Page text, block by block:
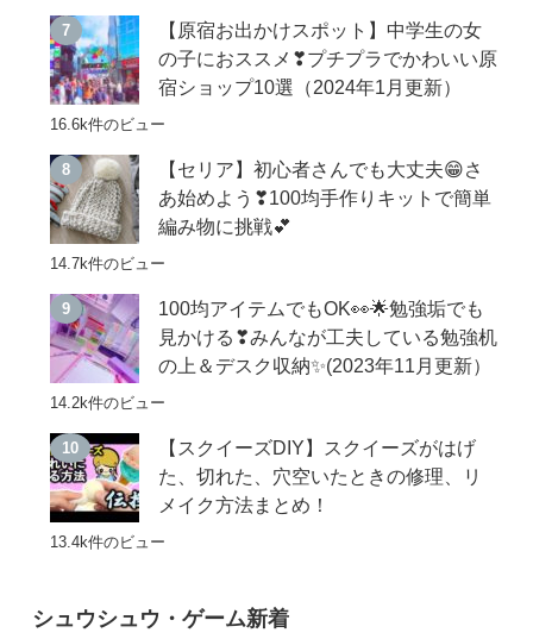
【原宿お出かけスポット】中学生の女
の子におススメ❣プチプラでかわいい原
宿ショップ10選（2024年1月更新）
16.6k件のビュー
【セリア】初心者さんでも大丈夫😁さ
あ始めよう❣100均手作りキットで簡単
編み物に挑戦💕
14.7k件のビュー
100均アイテムでもOK👀🌟勉強垢でも
見かける❣みんなが工夫している勉強机
の上＆デスク収納✨(2023年11月更新）
14.2k件のビュー
【スクイーズDIY】スクイーズがはげ
た、切れた、穴空いたときの修理、リ
メイク方法まとめ！
13.4k件のビュー
シュウシュウ・ゲーム新着